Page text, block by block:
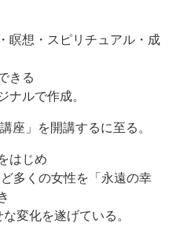
瞑想・スピリチュアル・成
きる
ナルで作成。
座」を開講するに至る。
はじめ
多くの女性を「永遠の幸
変化を遂げている。